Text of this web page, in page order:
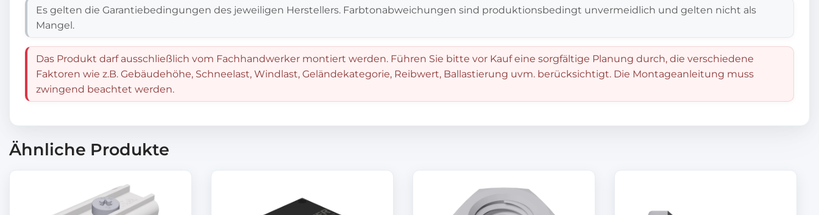
Es gelten die Garantiebedingungen des jeweiligen Herstellers. Farbtonabweichungen sind produktionsbedingt unvermeidlich und gelten nicht als
Mangel.
Das Produkt darf ausschließlich vom Fachhandwerker montiert werden. Führen Sie bitte vor Kauf eine sorgfältige Planung durch, die verschiedene
Faktoren wie z.B. Gebäudehöhe, Schneelast, Windlast, Geländekategorie, Reibwert, Ballastierung uvm. berücksichtigt. Die Montageanleitung muss
zwingend beachtet werden.
Ähnliche Produkte